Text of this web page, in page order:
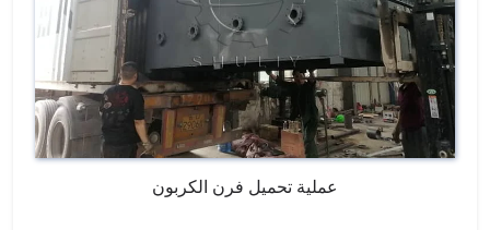
عملية تحميل فرن الكربون